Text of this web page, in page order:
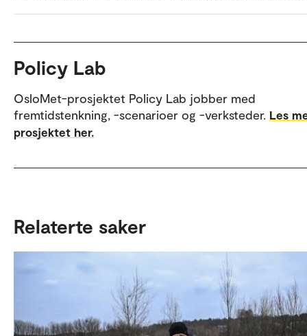
Policy Lab
OsloMet-prosjektet Policy Lab jobber med
fremtidstenkning, -scenarioer og -verksteder. Les
prosjektet her.
Relaterte saker